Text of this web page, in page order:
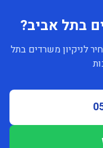
בתל אביב?
לניקיון משרדים בתל